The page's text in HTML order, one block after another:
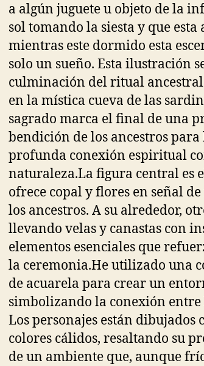
a algún juguete u objeto de la
sol tomando la siesta y que
mientras este dormido esta
solo un sueño. Esta ilustración
culminación del ritual ancestral
en la mística cueva de las
sagrado marca el final de una
bendición de los ancestros
profunda conexión espiritual
naturaleza.La figura central es
ofrece copal y flores en señal
los ancestros. A su alrededor,
llevando velas y canastas con
elementos esenciales que
la ceremonia.He utilizado una
de acuarela para crear un
simbolizando la conexión
Los personajes están dibujados
colores cálidos, resaltando su
de un ambiente que, aunque